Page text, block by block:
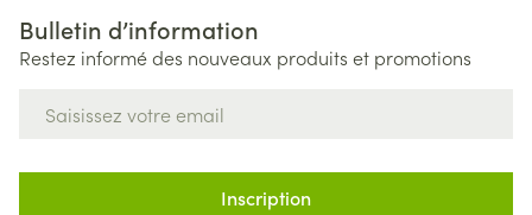
Bulletin d’information
Restez informé des nouveaux produits et promotions
Inscription